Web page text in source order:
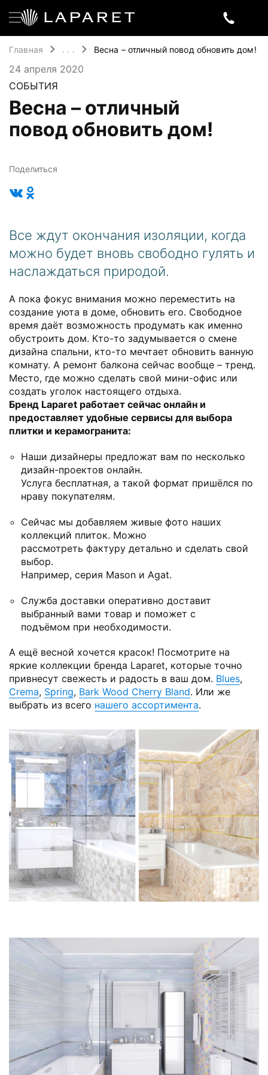
Главная . . . Весна – отличный повод обновить дом!
24 апреля 2020
СОБЫТИЯ
Весна – отличный
повод обновить дом!
Поделиться
Все ждут окончания изоляции, когда
можно будет вновь свободно гулять и
наслаждаться природой.
А пока фокус внимания можно переместить на
создание уюта в доме, обновить его. Свободное
время даёт возможность продумать как именно
обустроить дом. Кто-то задумывается о смене
дизайна спальни, кто-то мечтает обновить ванную
комнату. А ремонт балкона сейчас вообще – тренд.
Место, где можно сделать свой мини-офис или
создать уголок настоящего отдыха.
Бренд Laparet работает сейчас онлайн и
предоставляет удобные сервисы для выбора
плитки и керамогранита:
Наши дизайнеры предложат вам по несколько
дизайн-проектов онлайн.
Услуга бесплатная, а такой формат пришёлся по
нраву покупателям.
Сейчас мы добавляем живые фото наших
коллекций плиток. Можно
рассмотреть фактуру детально и сделать свой
выбор.
Например, серия Mason и Agat.
Служба доставки оперативно доставит
выбранный вами товар и поможет с
подъёмом при необходимости.
А ещё весной хочется красок! Посмотрите на
яркие коллекции бренда Laparet, которые точно
привнесут свежесть и радость в ваш дом. Blues,
Crema, Spring, Bark Wood Cherry Bland. Или же
выбрать из всего нашего ассортимента.